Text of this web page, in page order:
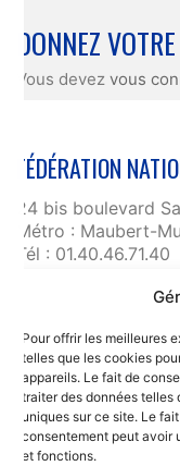
Pour offrir les meilleures
telles que les cookies
appareils. Le fait de
traiter des données telles
uniques sur ce site. Le
consentement peut avoir
et fonctions.
DONNEZ
Vous devez vous
FÉDÉRATION
24 bis boulevard
Métro : Maubert-
Tél : 01.40.46.71.40
Liens utiles
RGPD et
Mentions légales